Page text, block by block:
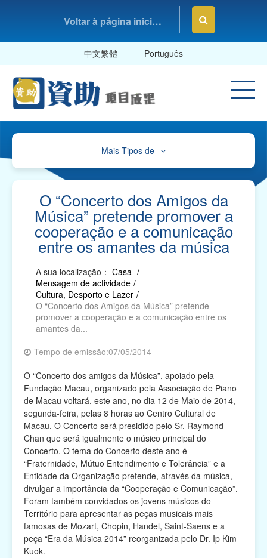
Voltar à página inicial da Fundação Macau
中文繁體 Português
Mais Tipos de
Cultura, Desporto e Lazer
Educação e Estudos
Saúde e Higiene
Serviços Sociais
Associações Comerciais, Profissionais e Sindicatos
Religião
Campanhas de Actividades Filantrópicas, Voluntárias
e Intermediárias
Associações Cívicas e de Conterrâneos
Organismos Internacionais
Outras Instituições
O “Concerto dos Amigos da
Música” pretende promover a
cooperação e a comunicação
entre os amantes da música
A sua localização： Casa /
Mensagem de actividade /
Cultura, Desporto e Lazer /
O “Concerto dos Amigos da Música” pretende
promover a cooperação e a comunicação entre os
amantes da...
Tempo de emissão:07/05/2014
O “Concerto dos amigos da Música”, apoiado pela
Fundação Macau, organizado pela Associação de Piano
de Macau voltará, este ano, no dia 12 de Maio de 2014,
segunda-feira, pelas 8 horas ao Centro Cultural de
Macau. O Concerto será presidido pelo Sr. Raymond
Chan que será igualmente o músico principal do
Concerto. O tema do Concerto deste ano é
“Fraternidade, Mútuo Entendimento e Tolerância” e a
Entidade da Organização pretende, através da música,
divulgar a importância da “Cooperação e Comunicação”.
Foram também convidados os jovens músicos do
Território para apresentar as peças musicais mais
famosas de Mozart, Chopin, Handel, Saint-Saens e a
peça “Era da Música 2014” reorganizada pelo Dr. Ip Kim
Kuok.